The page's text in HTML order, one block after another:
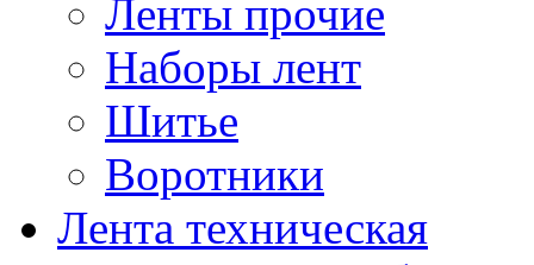
Ленты прочие
Наборы лент
Шитье
Воротники
Лента техническая